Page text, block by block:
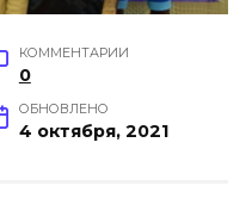
КОММЕНТАРИИ
0
ОБНОВЛЕНО
4 октября, 2021